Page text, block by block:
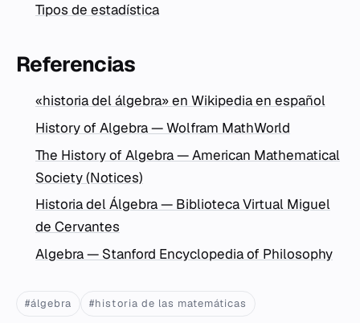
Tipos de estadística
Referencias
«historia del álgebra» en Wikipedia en español
History of Algebra — Wolfram MathWorld
The History of Algebra — American Mathematical
Society (Notices)
Historia del Álgebra — Biblioteca Virtual Miguel
de Cervantes
Algebra — Stanford Encyclopedia of Philosophy
#álgebra #historia de las matemáticas